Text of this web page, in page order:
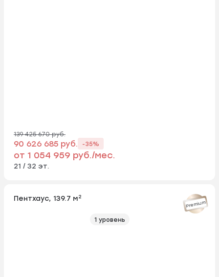
139 425 670 руб.
90 626 685 руб. -35%
от 1 054 959 руб./мес.
21 / 32 эт.
Пентхаус, 139.7 м2
Premium
1 уровень